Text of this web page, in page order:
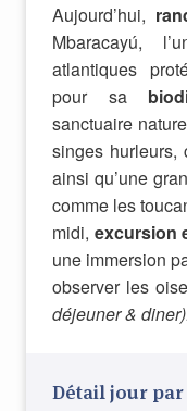
Aujourd’hui,
Mbaracayú,
atlantiques
pour sa
sanctuaire
singes hurleurs,
ainsi qu’une
comme les
midi, excursion
une immersion
observer les
déjeuner &
Détail jour